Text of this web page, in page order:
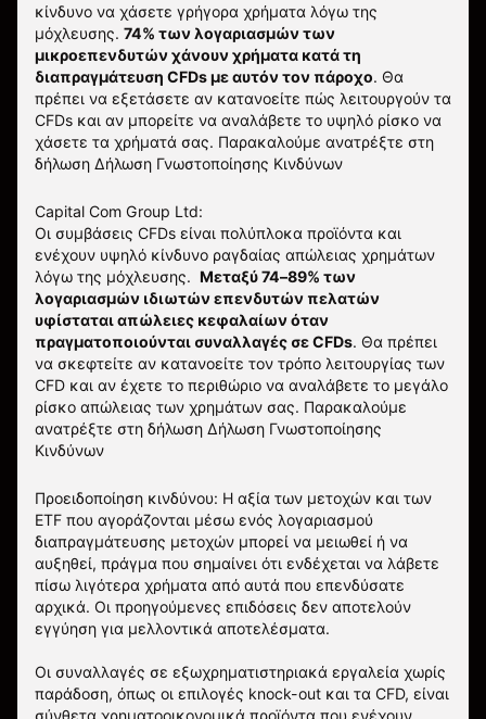
κίνδυνο να χάσετε γρήγορα χρήματα λόγω της
μόχλευσης. 74% των λογαριασμών των
μικροεπενδυτών χάνουν χρήματα κατά τη
διαπραγμάτευση CFDs με αυτόν τον πάροχο. Θα
πρέπει να εξετάσετε αν κατανοείτε πώς λειτουργούν τα
CFDs και αν μπορείτε να αναλάβετε το υψηλό ρίσκο να
χάσετε τα χρήματά σας. Παρακαλούμε ανατρέξτε στη
δήλωση Δήλωση Γνωστοποίησης Κινδύνων
Capital Com Group Ltd:
Οι συμβάσεις CFDs είναι πολύπλοκα προϊόντα και
ενέχουν υψηλό κίνδυνο ραγδαίας απώλειας χρημάτων
λόγω της μόχλευσης. Μεταξύ 74–89% των
λογαριασμών ιδιωτών επενδυτών πελατών
υφίσταται απώλειες κεφαλαίων όταν
πραγματοποιούνται συναλλαγές σε CFDs. Θα πρέπει
να σκεφτείτε αν κατανοείτε τον τρόπο λειτουργίας των
CFD και αν έχετε το περιθώριο να αναλάβετε το μεγάλο
ρίσκο απώλειας των χρημάτων σας. Παρακαλούμε
ανατρέξτε στη δήλωση Δήλωση Γνωστοποίησης
Κινδύνων
Προειδοποίηση κινδύνου: Η αξία των μετοχών και των
ETF που αγοράζονται μέσω ενός λογαριασμού
διαπραγμάτευσης μετοχών μπορεί να μειωθεί ή να
αυξηθεί, πράγμα που σημαίνει ότι ενδέχεται να λάβετε
πίσω λιγότερα χρήματα από αυτά που επενδύσατε
αρχικά. Οι προηγούμενες επιδόσεις δεν αποτελούν
εγγύηση για μελλοντικά αποτελέσματα.
Οι συναλλαγές σε εξωχρηματιστηριακά εργαλεία χωρίς
παράδοση, όπως οι επιλογές knock-out και τα CFD, είναι
σύνθετα χρηματοοικονομικά προϊόντα που ενέχουν